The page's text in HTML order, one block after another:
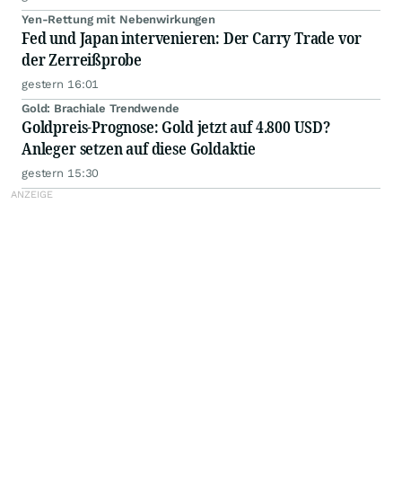
Yen-Rettung mit Nebenwirkungen
Fed und Japan intervenieren: Der Carry Trade vor
der Zerreißprobe
gestern 16:01
Gold: Brachiale Trendwende
Goldpreis-Prognose: Gold jetzt auf 4.800 USD?
Anleger setzen auf diese Goldaktie
gestern 15:30